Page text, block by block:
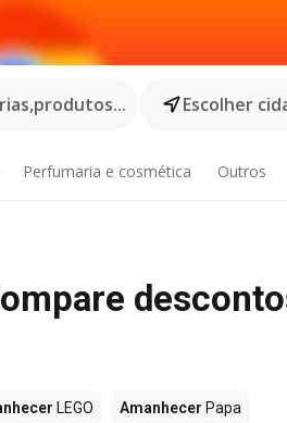
Escolher
Perfumaria e cosmética Outros
LEGO Amanhecer Papa